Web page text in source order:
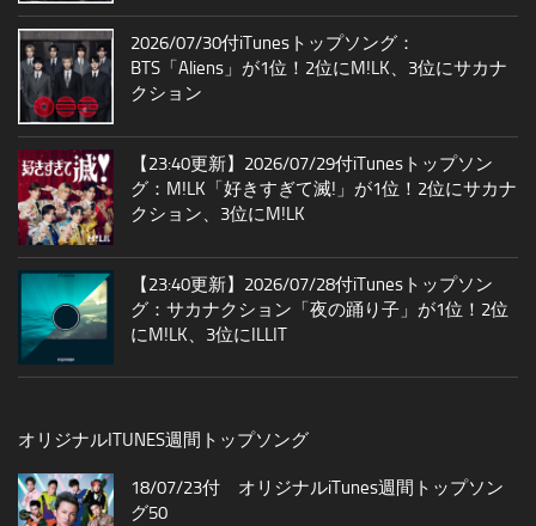
2026/07/30付iTunesトップソング：
BTS「Aliens」が1位！2位にM!LK、3位にサカナ
クション
【23:40更新】2026/07/29付iTunesトップソン
グ：M!LK「好きすぎて滅!」が1位！2位にサカナ
クション、3位にM!LK
【23:40更新】2026/07/28付iTunesトップソン
グ：サカナクション「夜の踊り子」が1位！2位
にM!LK、3位にILLIT
オリジナルITUNES週間トップソング
18/07/23付 オリジナルiTunes週間トップソン
グ50